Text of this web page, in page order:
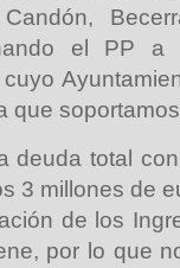
el PP
que
deuda total
3 millones de
de los
por lo que